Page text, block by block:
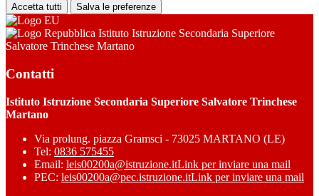
Accetta tutti Salva le preferenze
Istituto Istruzione Secondaria Superiore
Salvatore Trinchese Martano
Contatti
Istituto Istruzione Secondaria Superiore Salvatore Trinchese
Martano
Via prolung. piazza Gramsci - 73025 MARTANO (LE)
Tel: 0836 575455
Email: leis00200a@istruzione.itLink per inviare una mail
PEC: leis00200a@pec.istruzione.itLink per inviare una mail